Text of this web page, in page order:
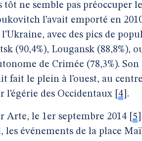
tôt ne semble pas préoccuper
l’avait emporté en
l’Ukraine, avec des pics de
(90,4%), Lougansk (88,8%),
de Crimée (78,3%).
fait le plein à l’ouest, au
l’égérie des Occidentaux 4 .
Arte, le 1er septembre 2014 5
les événements de la place